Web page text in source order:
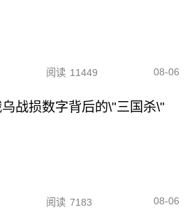
阅读 11449 08-06
战损数字背后的\"三国杀\"
阅读 7183 08-06